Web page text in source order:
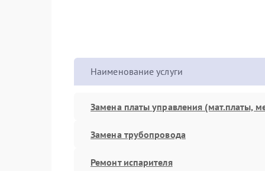
Наименование услуги
Замена платы управления (мат.платы,
Замена трубопровода
Ремонт испарителя